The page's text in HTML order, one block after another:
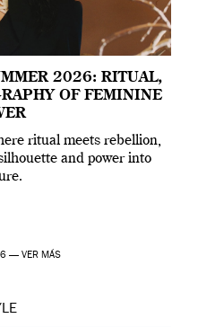
2026: RITUAL,
OF FEMININE
ritual meets rebellion,
and power into
— VER MÁS